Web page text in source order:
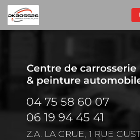
Aller
au
contenu
principal
04 75 58 60 07
06 19 94 45 41
Z.A. LA GRUE, 1 RUE